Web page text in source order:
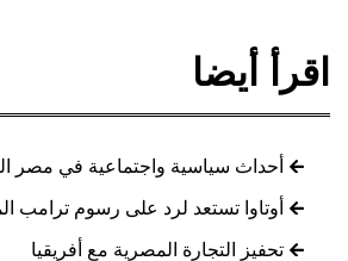
اقرأ أيضا
أحداث سياسية واجتماعية في مصر
أوتاوا تستعد لرد على رسوم ترامب
تحفيز التجارة المصرية مع أفريقيا